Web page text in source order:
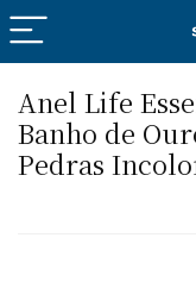
Anel Life
Banho de
Pedras